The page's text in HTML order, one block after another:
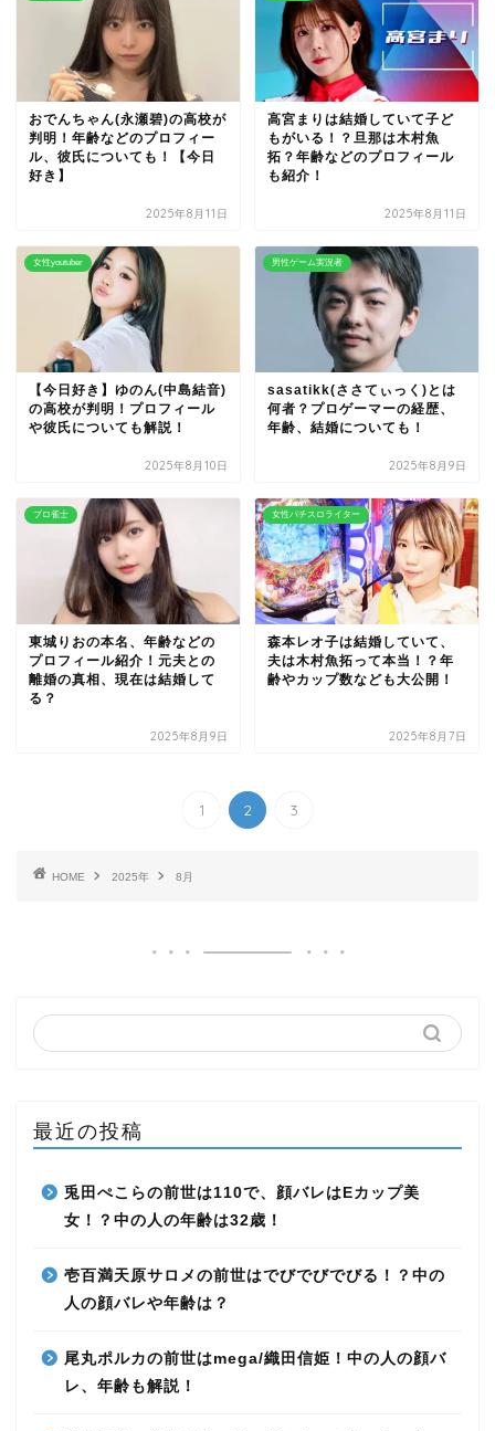
おでんちゃん(永瀬碧)の高校が
判明！年齢などのプロフィー
ル、彼氏についても！【今日
好き】
2025年8月11日
高宮まりは結婚していて子ど
もがいる！？旦那は木村魚
拓？年齢などのプロフィール
も紹介！
2025年8月11日
女性youtuber
【今日好き】ゆのん(中島結音)
の高校が判明！プロフィール
や彼氏についても解説！
2025年8月10日
男性ゲーム実況者
sasatikk(ささてぃっく)とは
何者？プロゲーマーの経歴、
年齢、結婚についても！
2025年8月9日
プロ雀士
東城りおの本名、年齢などの
プロフィール紹介！元夫との
離婚の真相、現在は結婚して
る？
2025年8月9日
女性パチスロライター
森本レオ子は結婚していて、
夫は木村魚拓って本当！？年
齢やカップ数なども大公開！
2025年8月7日
1 2 3
HOME 2025年 8月
最近の投稿
兎田ぺこらの前世は110で、顔バレはEカップ美
女！？中の人の年齢は32歳！
壱百満天原サロメの前世はでびでびでびる！？中の
人の顔バレや年齢は？
尾丸ポルカの前世はmega/織田信姫！中の人の顔バ
レ、年齢も解説！